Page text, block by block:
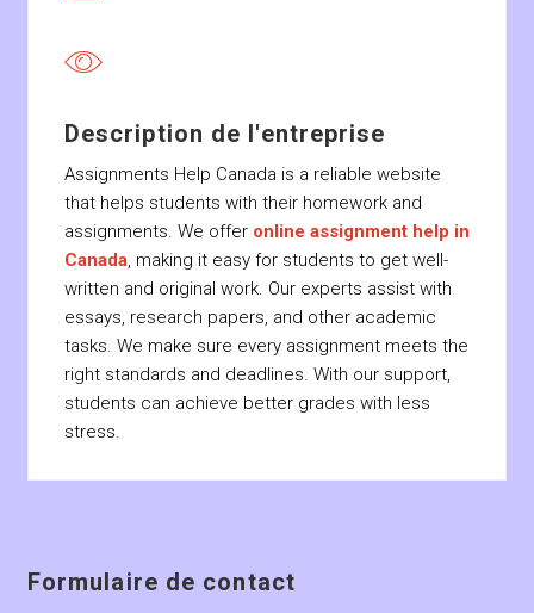
Description de l'entreprise
Assignments Help Canada is a reliable website
that helps students with their homework and
assignments. We offer online assignment help in
Canada, making it easy for students to get well-
written and original work. Our experts assist with
essays, research papers, and other academic
tasks. We make sure every assignment meets the
right standards and deadlines. With our support,
students can achieve better grades with less
stress.
Formulaire de contact